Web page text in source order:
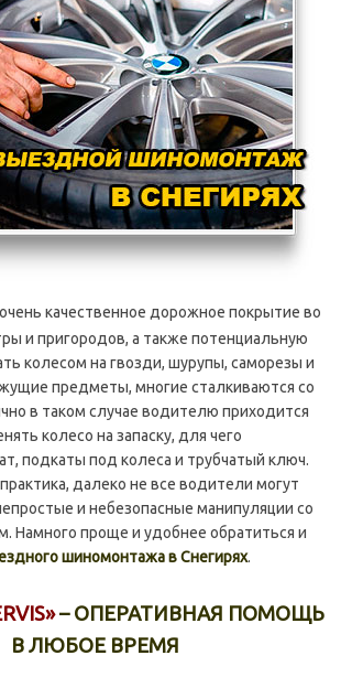
качественное дорожное покрытие во
и пригородов, а также потенциальную
колесом на гвозди, шурупы, саморезы и
предметы, многие сталкиваются со
в таком случае водителю приходится
колесо на запаску, для чего
подкаты под колеса и трубчатый ключ.
далеко не все водители могут
и небезопасные манипуляции со
Намного проще и удобнее обратиться и
шиномонтажа в Снегирях.
– ОПЕРАТИВНАЯ ПОМОЩЬ
В ЛЮБОЕ ВРЕМЯ